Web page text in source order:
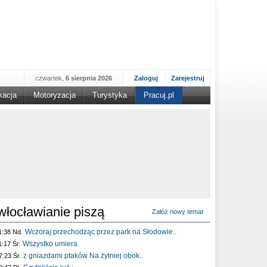
Zaloguj Zarejestruj
czwartek, 6 sierpnia 2026
Motoryzacja Turystyka Pracuj.pl
piszą Załóż nowy temat
Nd. Wczoraj przechodząc przez park na Słodowie..
Śr. Wszystko umiera
Śr. z gniazdami ptaków Na żytniej obok..